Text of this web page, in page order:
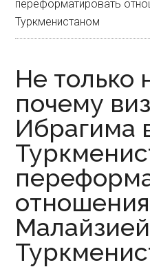
переформатировать
Туркменистаном
Не только
почему
Ибрагима